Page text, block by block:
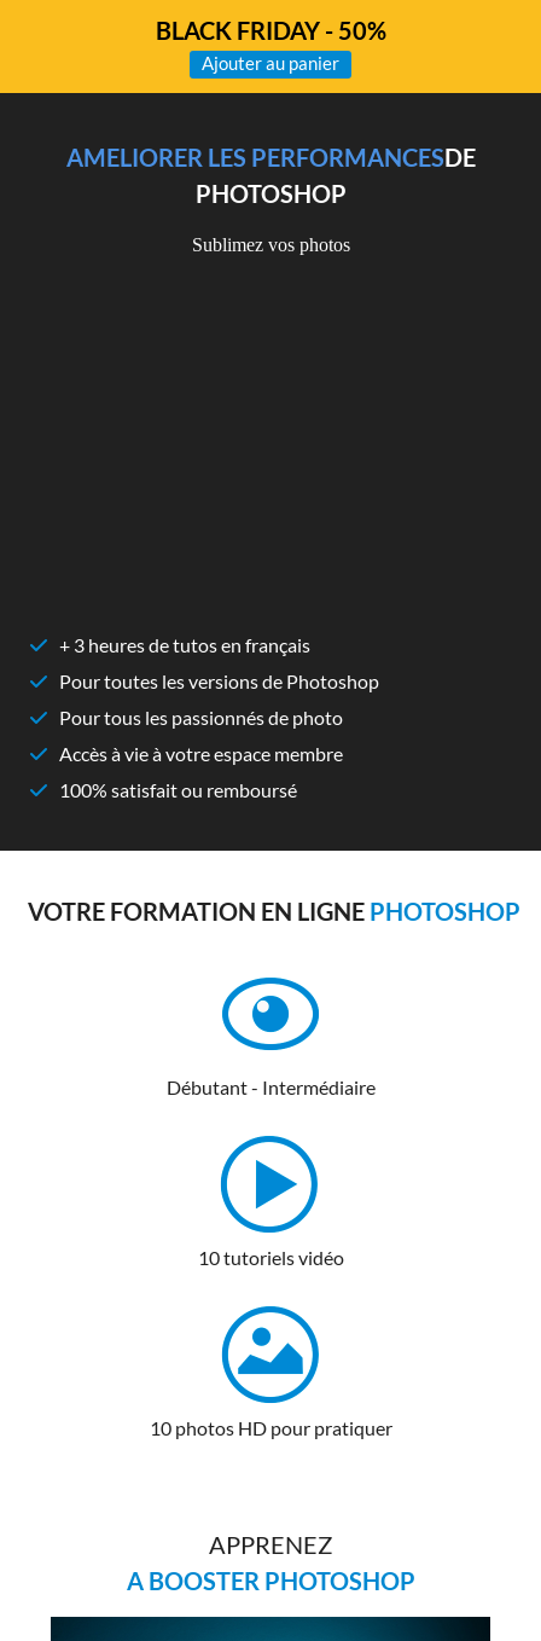
BLACK FRIDAY - 50%
Ajouter au panier
AMELIORER LES PERFORMANCESDE
PHOTOSHOP
Sublimez vos photos
+ 3 heures de tutos en français
Pour toutes les versions de Photoshop
Pour tous les passionnés de photo
Accès à vie à votre espace membre
100% satisfait ou remboursé
VOTRE FORMATION EN LIGNE PHOTOSHOP
Débutant - Intermédiaire
10 tutoriels vidéo
10 photos HD pour pratiquer
APPRENEZ
A BOOSTER PHOTOSHOP